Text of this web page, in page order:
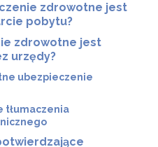
zdrowotne jest
pobytu?
zdrowotne jest
urzędy?
ubezpieczenie
tłumaczenia